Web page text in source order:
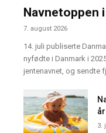
Navnetoppen
7. august 2026
14. juli publiserte
nyfødte i Danmark i
jentenavnet, og sendte
år
3.